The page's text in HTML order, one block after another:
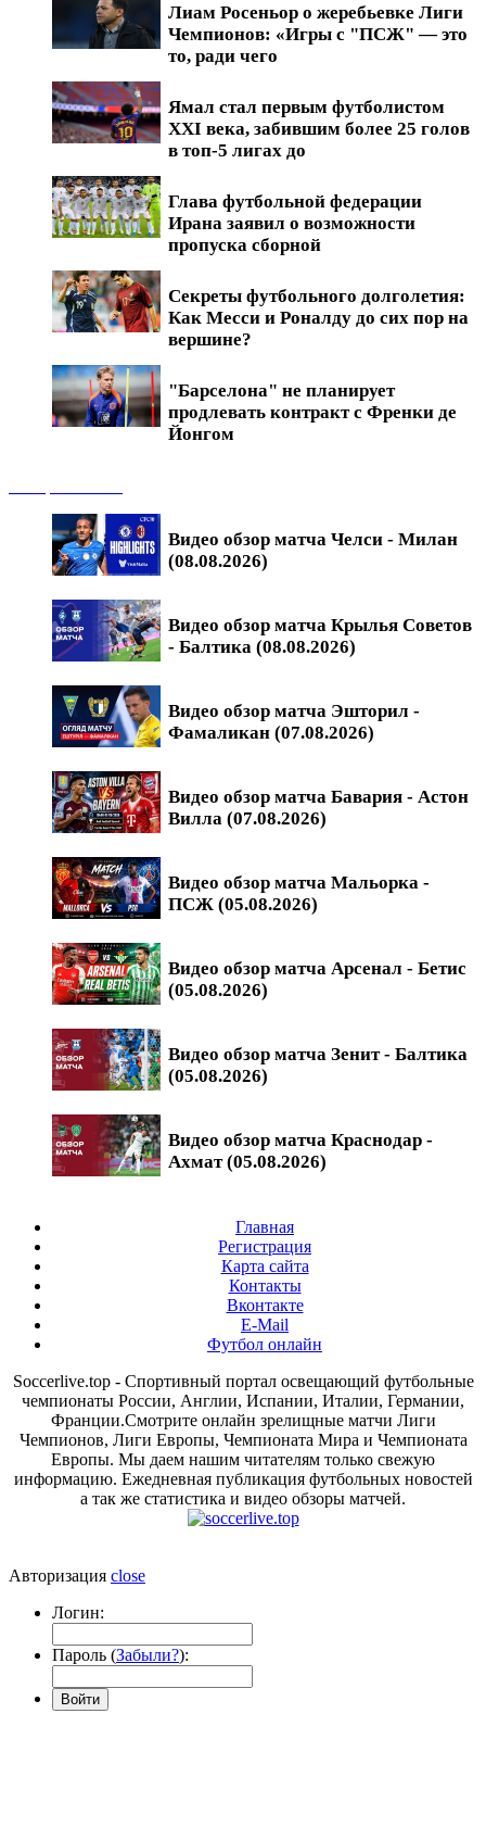
Лиам Росеньор о жеребьевке Лиги
Чемпионов: «Игры с "ПСЖ" — это
то, ради чего
Ямал стал первым футболистом
XXI века, забившим более 25 голов
в топ-5 лигах до
Глава футбольной федерации
Ирана заявил о возможности
пропуска сборной
Секреты футбольного долголетия:
Как Месси и Роналду до сих пор на
вершине?
"Барселона" не планирует
продлевать контракт с Френки де
Йонгом
Видео обзор матча Челси - Милан
(08.08.2026)
Видео обзор матча Крылья Советов
- Балтика (08.08.2026)
Видео обзор матча Эшторил -
Фамаликан (07.08.2026)
Видео обзор матча Бавария - Астон
Вилла (07.08.2026)
Видео обзор матча Мальорка -
ПСЖ (05.08.2026)
Видео обзор матча Арсенал - Бетис
(05.08.2026)
Видео обзор матча Зенит - Балтика
(05.08.2026)
Видео обзор матча Краснодар -
Ахмат (05.08.2026)
Главная
Регистрация
Карта сайта
Контакты
Вконтакте
E-Mail
Футбол онлайн
Soccerlive.top - Спортивный портал освещающий футбольные
чемпионаты России, Англии, Испании, Италии, Германии,
Франции.Смотрите онлайн зрелищные матчи Лиги
Чемпионов, Лиги Европы, Чемпионата Мира и Чемпионата
Европы. Мы даем нашим читателям только свежую
информацию. Ежедневная публикация футбольных новостей
а так же статистика и видео обзоры матчей.
Авторизация close
Логин:
Пароль (Забыли?):
Войти